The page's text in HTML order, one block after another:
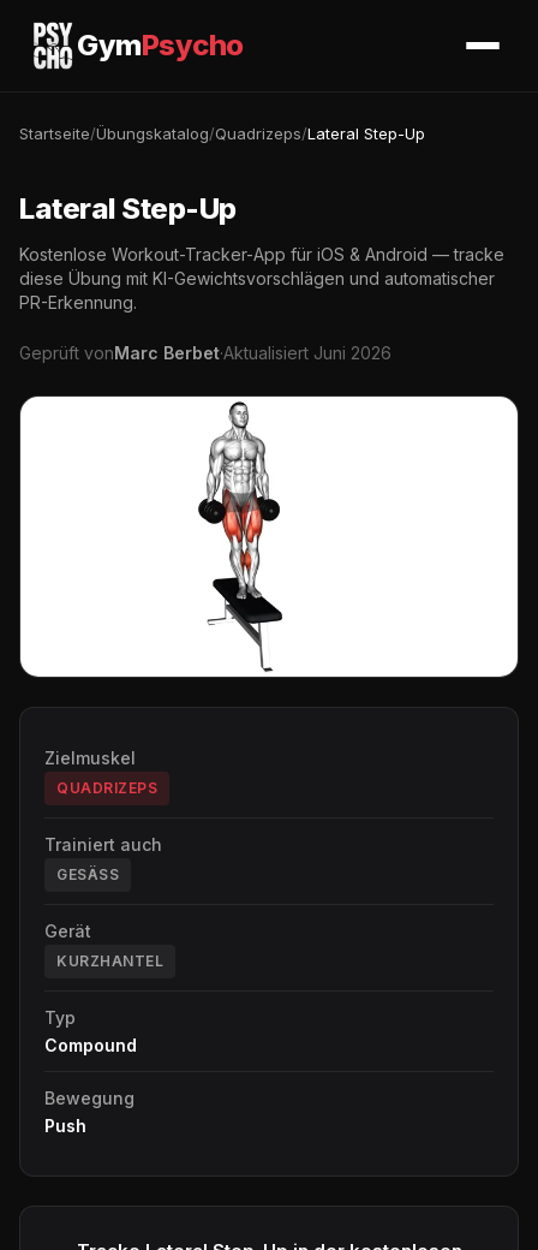
GymPsycho
Startseite/Übungskatalog/Quadrizeps/Lateral Step-Up
Lateral Step-Up
Kostenlose Workout-Tracker-App für iOS & Android — tracke
diese Übung mit KI-Gewichtsvorschlägen und automatischer
PR-Erkennung.
Geprüft vonMarc Berbet·Aktualisiert Juni 2026
Zielmuskel
QUADRIZEPS
Trainiert auch
GESÄSS
Gerät
KURZHANTEL
Typ
Compound
Bewegung
Push